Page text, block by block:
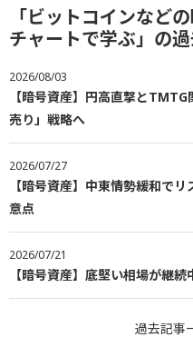
「ビットコインなど
チャートで学ぶ」の
2026/08/03
【暗号資産】円高直撃と
売り」戦略へ
2026/07/27
【暗号資産】中東情勢緩和で
意点
2026/07/21
【暗号資産】底堅い相場が継
過去記事